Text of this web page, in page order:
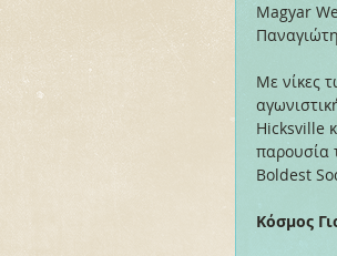
Magyar
Με νίκες
Hicksville
παρουσία
Boldest
Κόσμος